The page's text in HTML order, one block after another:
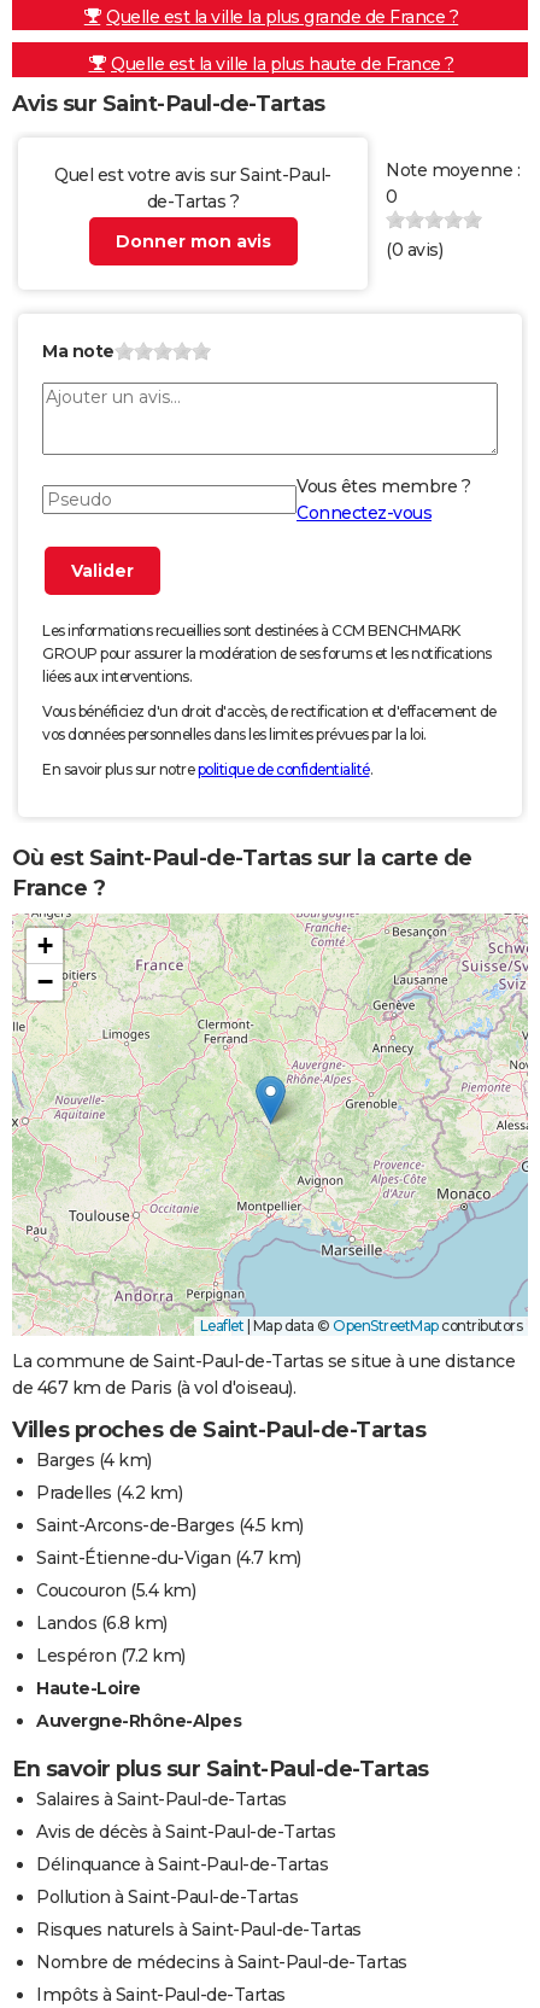
Quelle est la ville la plus grande de France ?
Quelle est la ville la plus haute de France ?
Avis sur Saint-Paul-de-Tartas
Quel est votre avis sur Saint-Paul-
de-Tartas ?
Donner mon avis
Note moyenne :
0
(0 avis)
Ma note
Vous êtes membre ?
Connectez-vous
Les informations recueillies sont destinées à CCM BENCHMARK
GROUP pour assurer la modération de ses forums et les notifications
liées aux interventions.
Vous bénéficiez d'un droit d'accès, de rectification et d'effacement de
vos données personnelles dans les limites prévues par la loi.
En savoir plus sur notrepolitique de confidentialité.
Où est Saint-Paul-de-Tartas sur la carte de
France ?
+
−
Leaflet Map data © OpenStreetMapcontributors
La commune de Saint-Paul-de-Tartas se situe à une distance
de 467 km de Paris (à vol d'oiseau).
Villes proches de Saint-Paul-de-Tartas
Barges (4 km)
Pradelles (4.2 km)
Saint-Arcons-de-Barges (4.5 km)
Saint-Étienne-du-Vigan (4.7 km)
Coucouron (5.4 km)
Landos (6.8 km)
Lespéron (7.2 km)
Haute-Loire
Auvergne-Rhône-Alpes
En savoir plus sur Saint-Paul-de-Tartas
Salaires à Saint-Paul-de-Tartas
Avis de décès à Saint-Paul-de-Tartas
Délinquance à Saint-Paul-de-Tartas
Pollution à Saint-Paul-de-Tartas
Risques naturels à Saint-Paul-de-Tartas
Nombre de médecins à Saint-Paul-de-Tartas
Impôts à Saint-Paul-de-Tartas